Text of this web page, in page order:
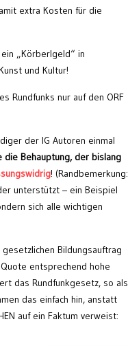
extra Kosten für die
„Körberlgeld“ in
und Kultur!
Rundfunks nur auf den ORF
der IG Autoren einmal
Behauptung, der bislang
! (Randbemerkung:
unterstützt – ein Beispiel
sich alle wichtigen
Bildungsauftrag
entsprechend hohe
das Rundfunkgesetz, so als
das einfach hin, anstatt
auf ein Faktum verweist: